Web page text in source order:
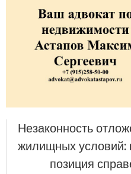
Незаконность
жилищных условий:
позиция